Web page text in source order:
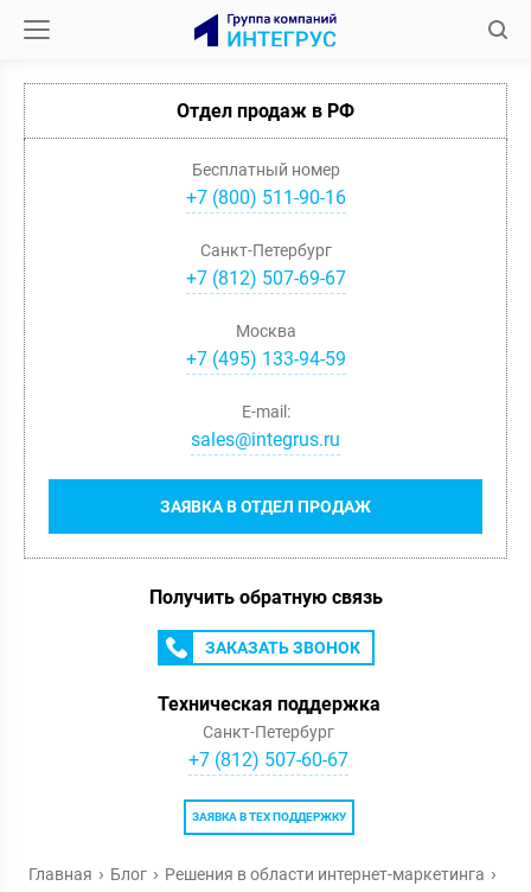
Отдел продаж в РФ
Бесплатный номер
+7 (800) 511-90-16
Санкт-Петербург
+7(812) 507-69-67
Москва
+7(495) 133-94-59
ЗАЯВКА В ОТДЕЛ ПРОДАЖ
E-mail:
sales@integrus.ru
Получить обратную связь
ЗАКАЗАТЬ ЗВОНОК
Техническая поддержка
Санкт-Петербург
+7 (812) 507-60-67
ЗАЯВКА В ТЕХ ПОДДЕРЖКУ
Главная Блог Решения в области интернет-маркетинга